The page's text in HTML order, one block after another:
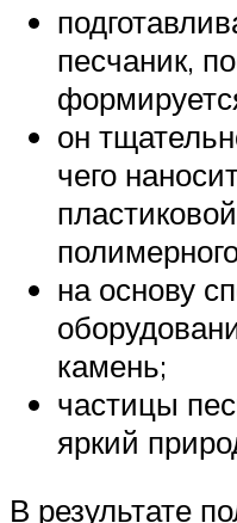
песчаник,
он
чего
на основу
камень;
частицы
яркий
В результате